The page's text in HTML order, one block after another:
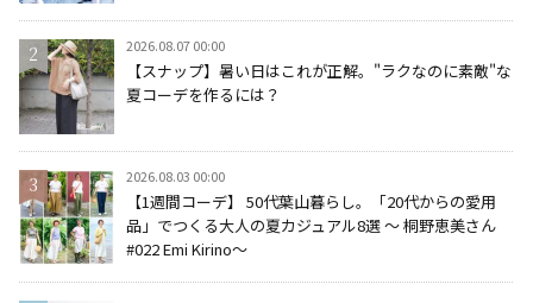
2026.08.07 00:00
【スナップ】暑い日はこれが正解。"ラクなのに素敵"な
夏コーデを作るには？
2026.08.03 00:00
【1週間コーデ】 50代葉山暮らし。「20代からの愛用
品」でつくる大人の夏カジュアル8選 ～ 桐野恵美さん
#022 Emi Kirino～